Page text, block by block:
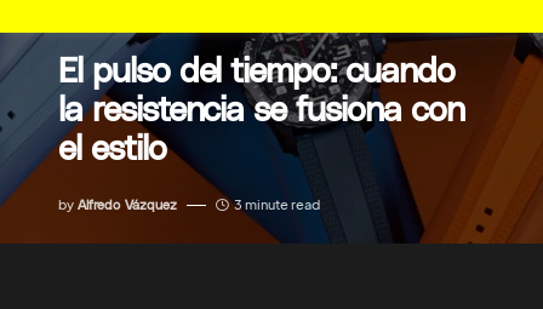
El pulso del tiempo: cuando
la resistencia se fusiona con
el estilo
by Alfredo Vázquez 3 minute read